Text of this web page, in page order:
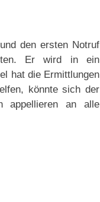
den ersten Notruf
Er wird in ein
hat die Ermittlungen
könnte sich der
appellieren an alle